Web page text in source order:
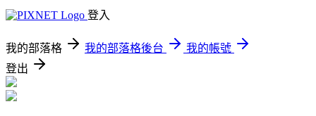
登入
我的部落格 我的部落格後台
我的帳號
登出